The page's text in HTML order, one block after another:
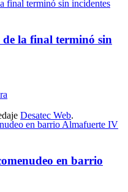
la final terminó sin
en barrio
Desatec Web.